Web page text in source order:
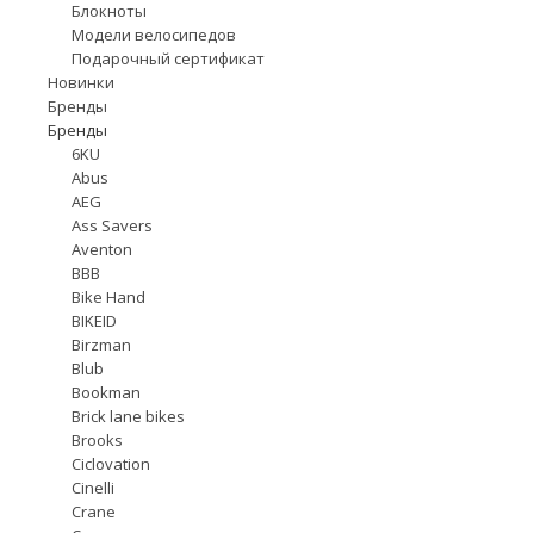
Блокноты
Модели велосипедов
Подарочный сертификат
Новинки
Бренды
Бренды
6KU
Abus
AEG
Ass Savers
Aventon
BBB
Bike Hand
BIKEID
Birzman
Blub
Bookman
Brick lane bikes
Brooks
Ciclovation
Cinelli
Crane